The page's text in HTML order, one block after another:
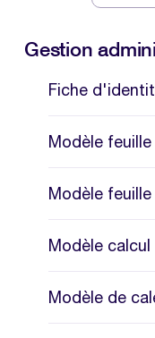
Gestion
Fiche
Modèle
Modèle
Modèle
Modèle de